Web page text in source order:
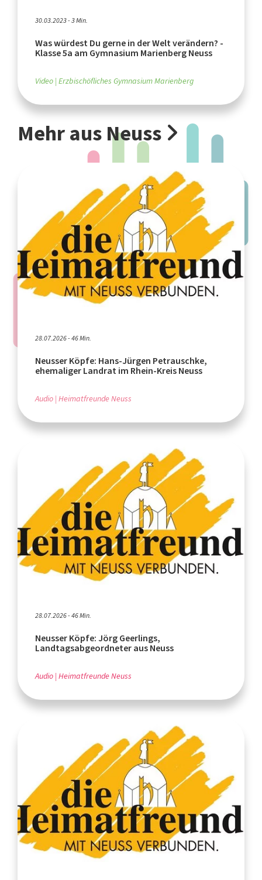
30.03.2023 - 3 Min.
Was würdest Du gerne in der Welt verändern? -
Klasse 5a am Gymnasium Marienberg Neuss
Video Erzbischöfliches Gymnasium Marienberg
Mehr aus Neuss
28.07.2026 - 46 Min.
Neusser Köpfe: Hans-Jürgen Petrauschke,
ehemaliger Landrat im Rhein-Kreis Neuss
Audio Heimatfreunde Neuss
28.07.2026 - 46 Min.
Neusser Köpfe: Jörg Geerlings,
Landtagsabgeordneter aus Neuss
Audio Heimatfreunde Neuss